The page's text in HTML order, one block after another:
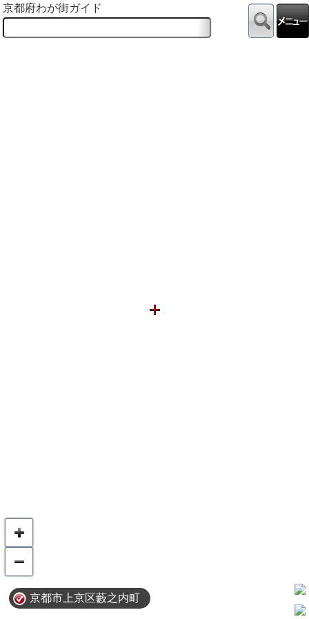
京都市上京区藪之内町
京都府わが街ガイド